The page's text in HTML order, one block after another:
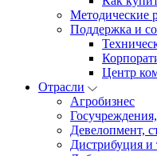
Методические
Поддержка и
Центр
Отрасли
Агробизнес
Девелопмент,
Дистрибуция и